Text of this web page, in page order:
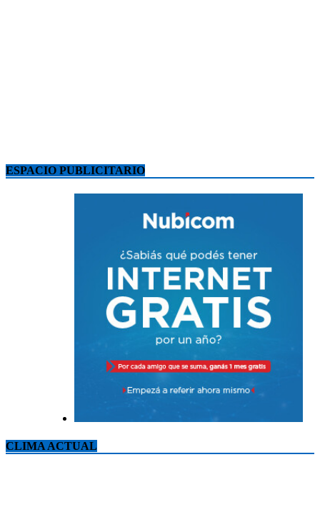
ESPACIO PUBLICITARIO
CLIMA ACTUAL